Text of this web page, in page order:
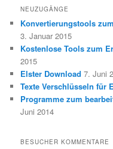
NEUZUGÄNGE
Konvertierungstools
3. Januar 2015
Kostenlose Tools zum
2015
Elster Download 7. Juni
Texte Verschlüsseln für
Programme zum
Juni 2014
BESUCHER KOMMENTARE